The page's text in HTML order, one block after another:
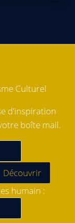
Culturel
d'inspiration
boîte mail.
humain :